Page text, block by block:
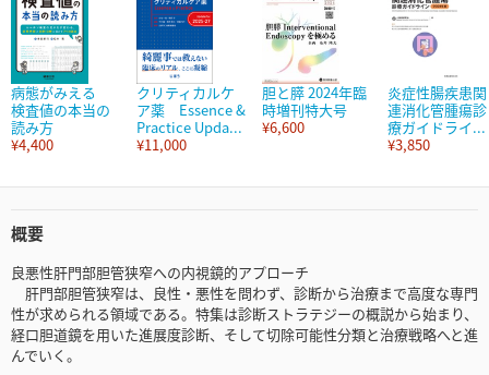
病態がみえる
検査値の本当の
読み方
¥4,400
クリティカルケ
ア薬 Essence &
Practice Upda...
¥11,000
胆と膵 2024年臨
時増刊特大号
¥6,600
炎症性腸疾患関
連消化管腫瘍診
療ガイドライ...
¥3,850
概要
良悪性肝門部胆管狭窄への内視鏡的アプローチ
肝門部胆管狭窄は、良性・悪性を問わず、診断から治療まで高度な専門
性が求められる領域である。特集は診断ストラテジーの概説から始まり、
経口胆道鏡を用いた進展度診断、そして切除可能性分類と治療戦略へと進
んでいく。